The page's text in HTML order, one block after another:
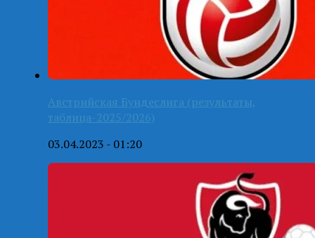
Австрийская Бундеслига (результаты,
таблица-2025/2026)
03.04.2023 - 01:20